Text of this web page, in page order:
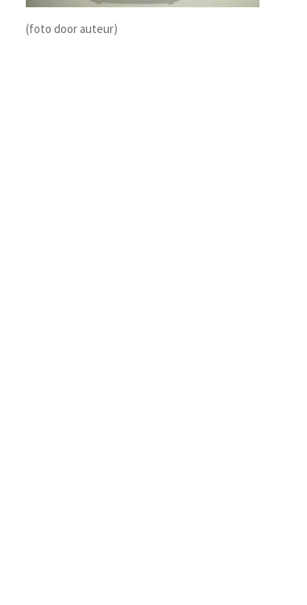
(foto door auteur)